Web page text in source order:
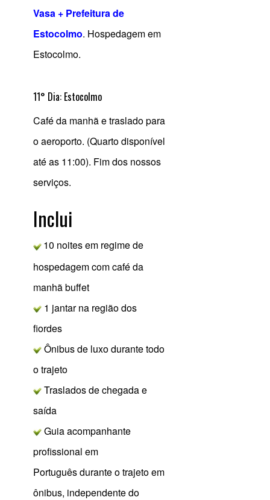
Vasa + Prefeitura de
Estocolmo. Hospedagem em
Estocolmo.
11° Dia: Estocolmo
Café da manhã e traslado para
o aeroporto. (Quarto disponível
até as 11:00). Fim dos nossos
serviços.
Inclui
10 noites em regime de
hospedagem com café da
manhã buffet
1 jantar na região dos
fiordes
Ônibus de luxo durante todo
o trajeto
Traslados de chegada e
saída
Guia acompanhante
profissional em
Português durante o trajeto em
ônibus, independente do